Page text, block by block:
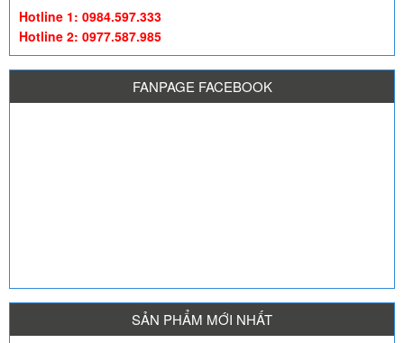
Hotline 1: 0984.597.333
Hotline 2: 0977.587.985
FANPAGE FACEBOOK
SẢN PHẨM MỚI NHẤT